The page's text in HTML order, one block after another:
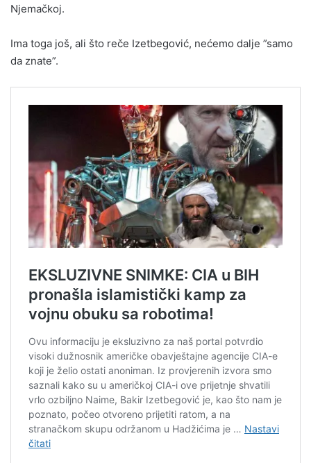
Njemačkoj.
Ima toga još, ali što reče Izetbegović, nećemo dalje ”samo
da znate”.